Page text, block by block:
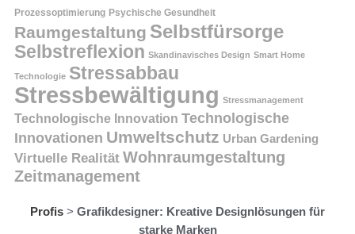
Prozessoptimierung Psychische Gesundheit
Raumgestaltung Selbstfürsorge
Selbstreflexion Skandinavisches Design Smart Home
Technologie Stressabbau
Stressbewältigung Stressmanagement
Technologische Innovation Technologische
Innovationen Umweltschutz Urban Gardening
Virtuelle Realität Wohnraumgestaltung
Zeitmanagement
Profis > Grafikdesigner: Kreative Designlösungen für
starke Marken